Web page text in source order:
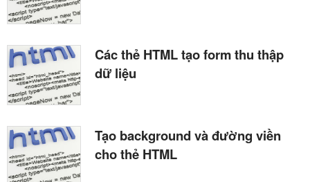
Các thẻ HTML tạo form thu thập
dữ liệu
Tạo background và đường viền
cho thẻ HTML